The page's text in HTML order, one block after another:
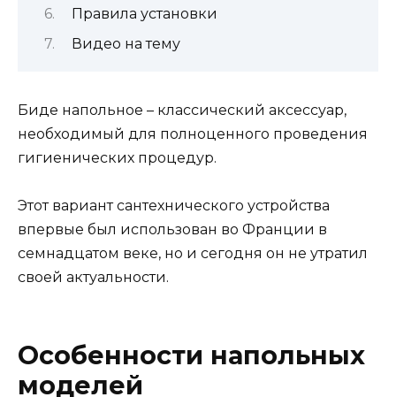
Правила установки
Видео на тему
Биде напольное – классический аксессуар,
необходимый для полноценного проведения
гигиенических процедур.
Этот вариант сантехнического устройства
впервые был использован во Франции в
семнадцатом веке, но и сегодня он не утратил
своей актуальности.
Особенности напольных
моделей